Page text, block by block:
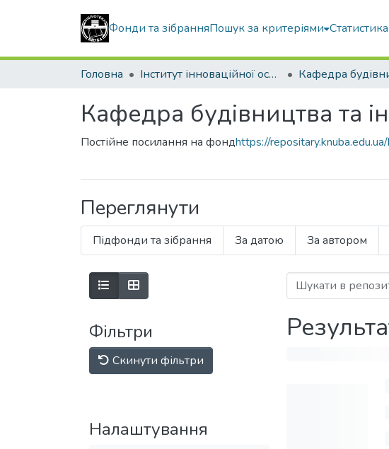
Фонди та зібранняПошук за критеріями Статистика
Головна Інститут інноваційної освіти Київського національного університету будівництва і архітектури
Кафедра будівництва та
Постійне посилання на фондhttps://
Переглянути
Підфонди та зібрання За датою За автором
Фільтри
Скинути фільтри
Налаштування